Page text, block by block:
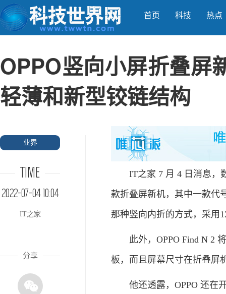
首页 科技 热点
OPPO竖向小屏折叠屏
轻薄和新型铰链结构
业界
TIME
2022-07-04 10:04
IT之家
分享
IT之家 7 月 4 日消息，数
款折叠屏新机，其中一款代
那种竖向内折的方式，采用
此外，OPPO Find N 2 将
板，而且屏幕尺寸在折叠屏
他还透露，OPPO 还在开